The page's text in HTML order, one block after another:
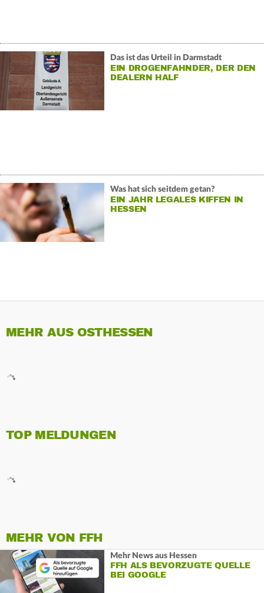
Das ist das Urteil in Darmstadt
EIN DROGENFAHNDER, DER DEN
DEALERN HALF
Was hat sich seitdem getan?
EIN JAHR LEGALES KIFFEN IN
HESSEN
MEHR AUS OSTHESSEN
TOP MELDUNGEN
MEHR VON FFH
Mehr News aus Hessen
FFH ALS BEVORZUGTE QUELLE
BEI GOOGLE